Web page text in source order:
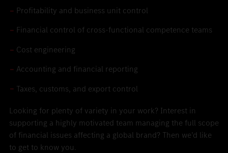
Profitability and business unit control
Financial control of cross-functional competence teams
Cost engineering
Accounting and financial reporting
Taxes, customs, and export control
Looking for plenty of variety in your work? Interest in
supporting a highly motivated team managing the full scope
of financial issues affecting a global brand? Then we’d like
to get to know you.